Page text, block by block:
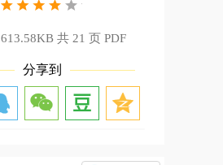
613.58KB 共 21 页 PDF
分享到